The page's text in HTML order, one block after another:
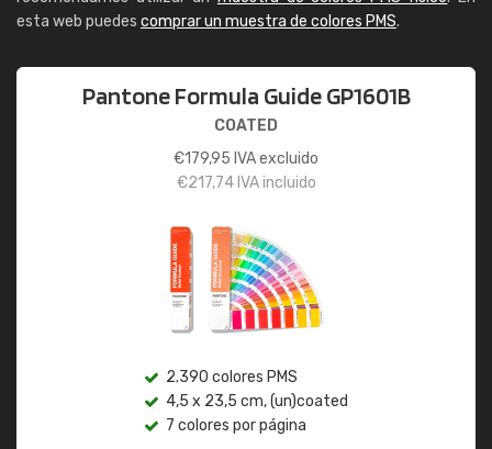
esta web puedes comprar un muestra de colores PMS.
Pantone Formula Guide GP1601B
COATED
€179,95 IVA excluido
€217,74IVA incluido
2.390 colores PMS
4,5 x 23,5 cm, (un)coated
7 colores por página